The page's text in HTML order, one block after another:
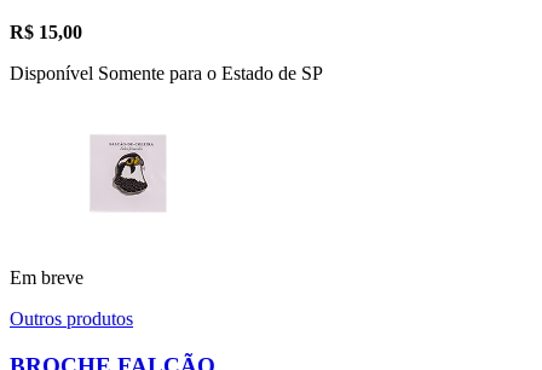
R$ 15,00
Disponível Somente para o Estado de SP
Em breve
Outros produtos